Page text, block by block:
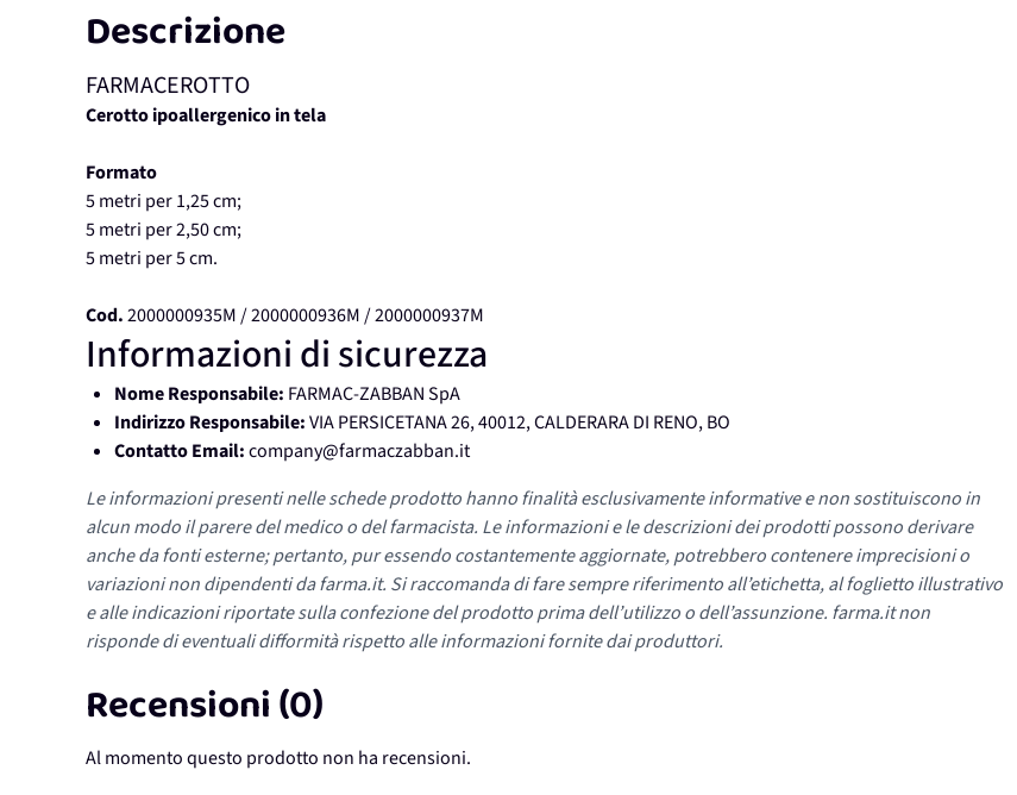
Descrizione
FARMACEROTTO
Cerotto ipoallergenico in tela
Formato
5 metri per 1,25 cm;
5 metri per 2,50 cm;
5 metri per 5 cm.
Cod.2000000935M / 2000000936M / 2000000937M
Informazioni di sicurezza
Nome Responsabile: FARMAC-ZABBAN SpA
Indirizzo Responsabile:VIA PERSICETANA 26, 40012, CALDERARA DI RENO, BO
Contatto Email:company@farmaczabban.it
Le informazioni presenti nelle schede prodotto hanno finalità esclusivamente informative e non sostituiscono in
alcun modo il parere del medico o del farmacista. Le informazioni e le descrizioni dei prodotti possono derivare
anche da fonti esterne; pertanto, pur essendo costantemente aggiornate, potrebbero contenere imprecisioni o
variazioni non dipendenti da farma.it. Si raccomanda di fare sempre riferimento all’etichetta, al foglietto illustrativo
e alle indicazioni riportate sulla confezione del prodotto prima dell’utilizzo o dell’assunzione. farma.it non
risponde di eventuali difformità rispetto alle informazioni fornite dai produttori.
Recensioni (0)
Al momento questo prodotto non ha recensioni.